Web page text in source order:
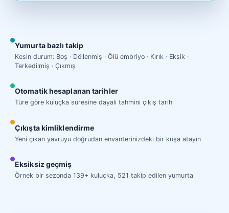
Yumurta bazlı takip
Kesin durum: Boş · Döllenmiş · Ölü embriyo · Kırık · Eksik ·
Terkedilmiş · Çıkmış
Otomatik hesaplanan tarihler
Türe göre kuluçka süresine dayalı tahmini çıkış tarihi
Çıkışta kimliklendirme
Yeni çıkan yavruyu doğrudan envanterinizdeki bir kuşa atayın
Eksiksiz geçmiş
Örnek bir sezonda 139+ kuluçka, 521 takip edilen yumurta